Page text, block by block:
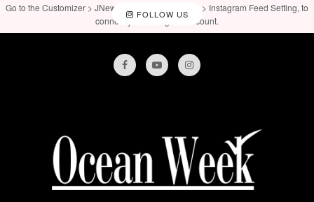
FOLLOW US
Go to the Customizer > JNews : Social, Like & View > Instagram Feed Setting, to
connect your Instagram account.